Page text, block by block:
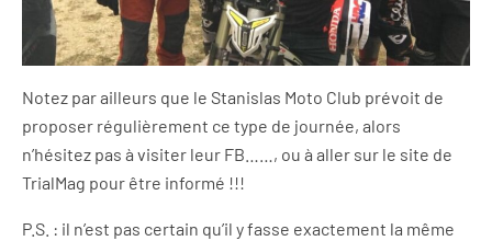
Notez par ailleurs que le Stanislas Moto Club prévoit de
proposer régulièrement ce type de journée, alors
n’hésitez pas à visiter leur FB……, ou à aller sur le site de
TrialMag pour être informé !!!
P.S. : il n’est pas certain qu’il y fasse exactement la même